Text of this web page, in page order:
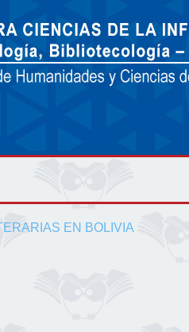
EN BOLIVIA